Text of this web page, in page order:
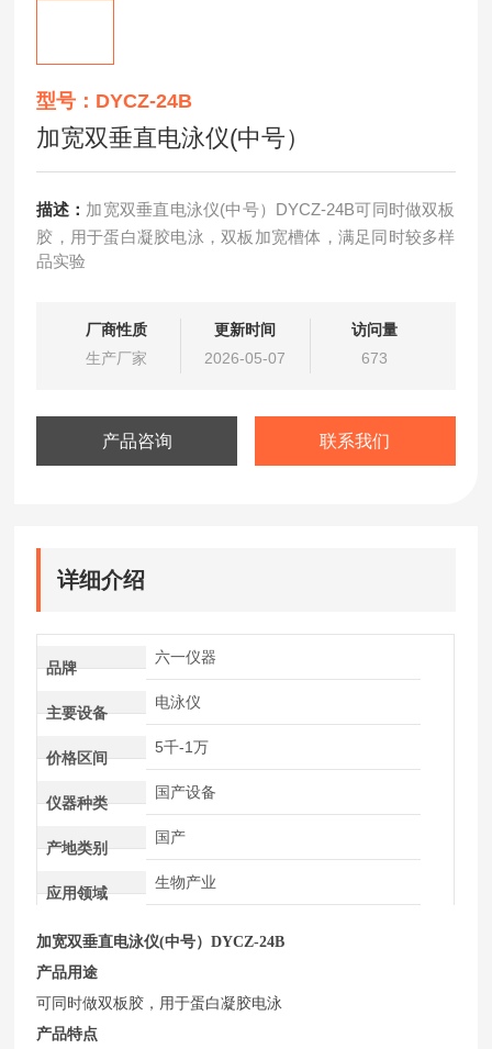
型号：DYCZ-24B
加宽双垂直电泳仪(中号）
描述： 加宽双垂直电泳仪(中号）DYCZ-24B可同时做双板
胶，用于蛋白凝胶电泳，双板加宽槽体，满足同时较多样
品实验
厂商性质
生产厂家
更新时间
2026-05-07
访问量
673
产品咨询 联系我们
详细介绍
品牌
六一仪器
主要设备
电泳仪
价格区间
5千-1万
仪器种类
国产设备
产地类别
国产
应用领域
生物产业
加宽双垂直电泳仪(中号）DYCZ-24B
产品用途
可同时做双板胶，用于蛋白凝胶电泳
产品特点